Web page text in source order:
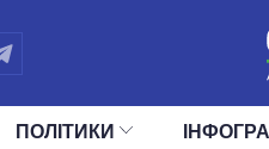
ПОЛIТИКИ